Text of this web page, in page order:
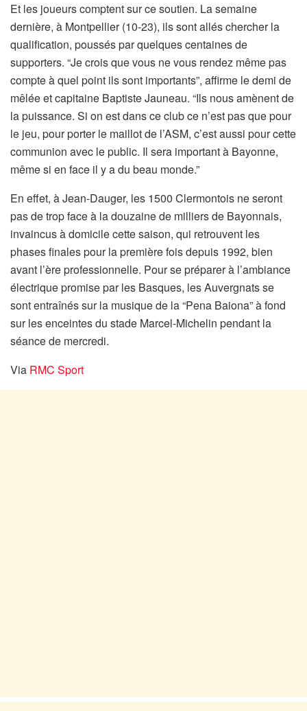
Et les joueurs comptent sur ce soutien. La semaine
dernière, à Montpellier (10-23), ils sont allés chercher la
qualification, poussés par quelques centaines de
supporters. “Je crois que vous ne vous rendez même pas
compte à quel point ils sont importants”, affirme le demi de
mêlée et capitaine Baptiste Jauneau. “Ils nous amènent de
la puissance. Si on est dans ce club ce n’est pas que pour
le jeu, pour porter le maillot de l’ASM, c’est aussi pour cette
communion avec le public. Il sera important à Bayonne,
même si en face il y a du beau monde.”
En effet, à Jean-Dauger, les 1500 Clermontois ne seront
pas de trop face à la douzaine de milliers de Bayonnais,
invaincus à domicile cette saison, qui retrouvent les
phases finales pour la première fois depuis 1992, bien
avant l’ère professionnelle. Pour se préparer à l’ambiance
électrique promise par les Basques, les Auvergnats se
sont entraînés sur la musique de la “Pena Baiona” à fond
sur les enceintes du stade Marcel-Michelin pendant la
séance de mercredi.
Via RMC Sport